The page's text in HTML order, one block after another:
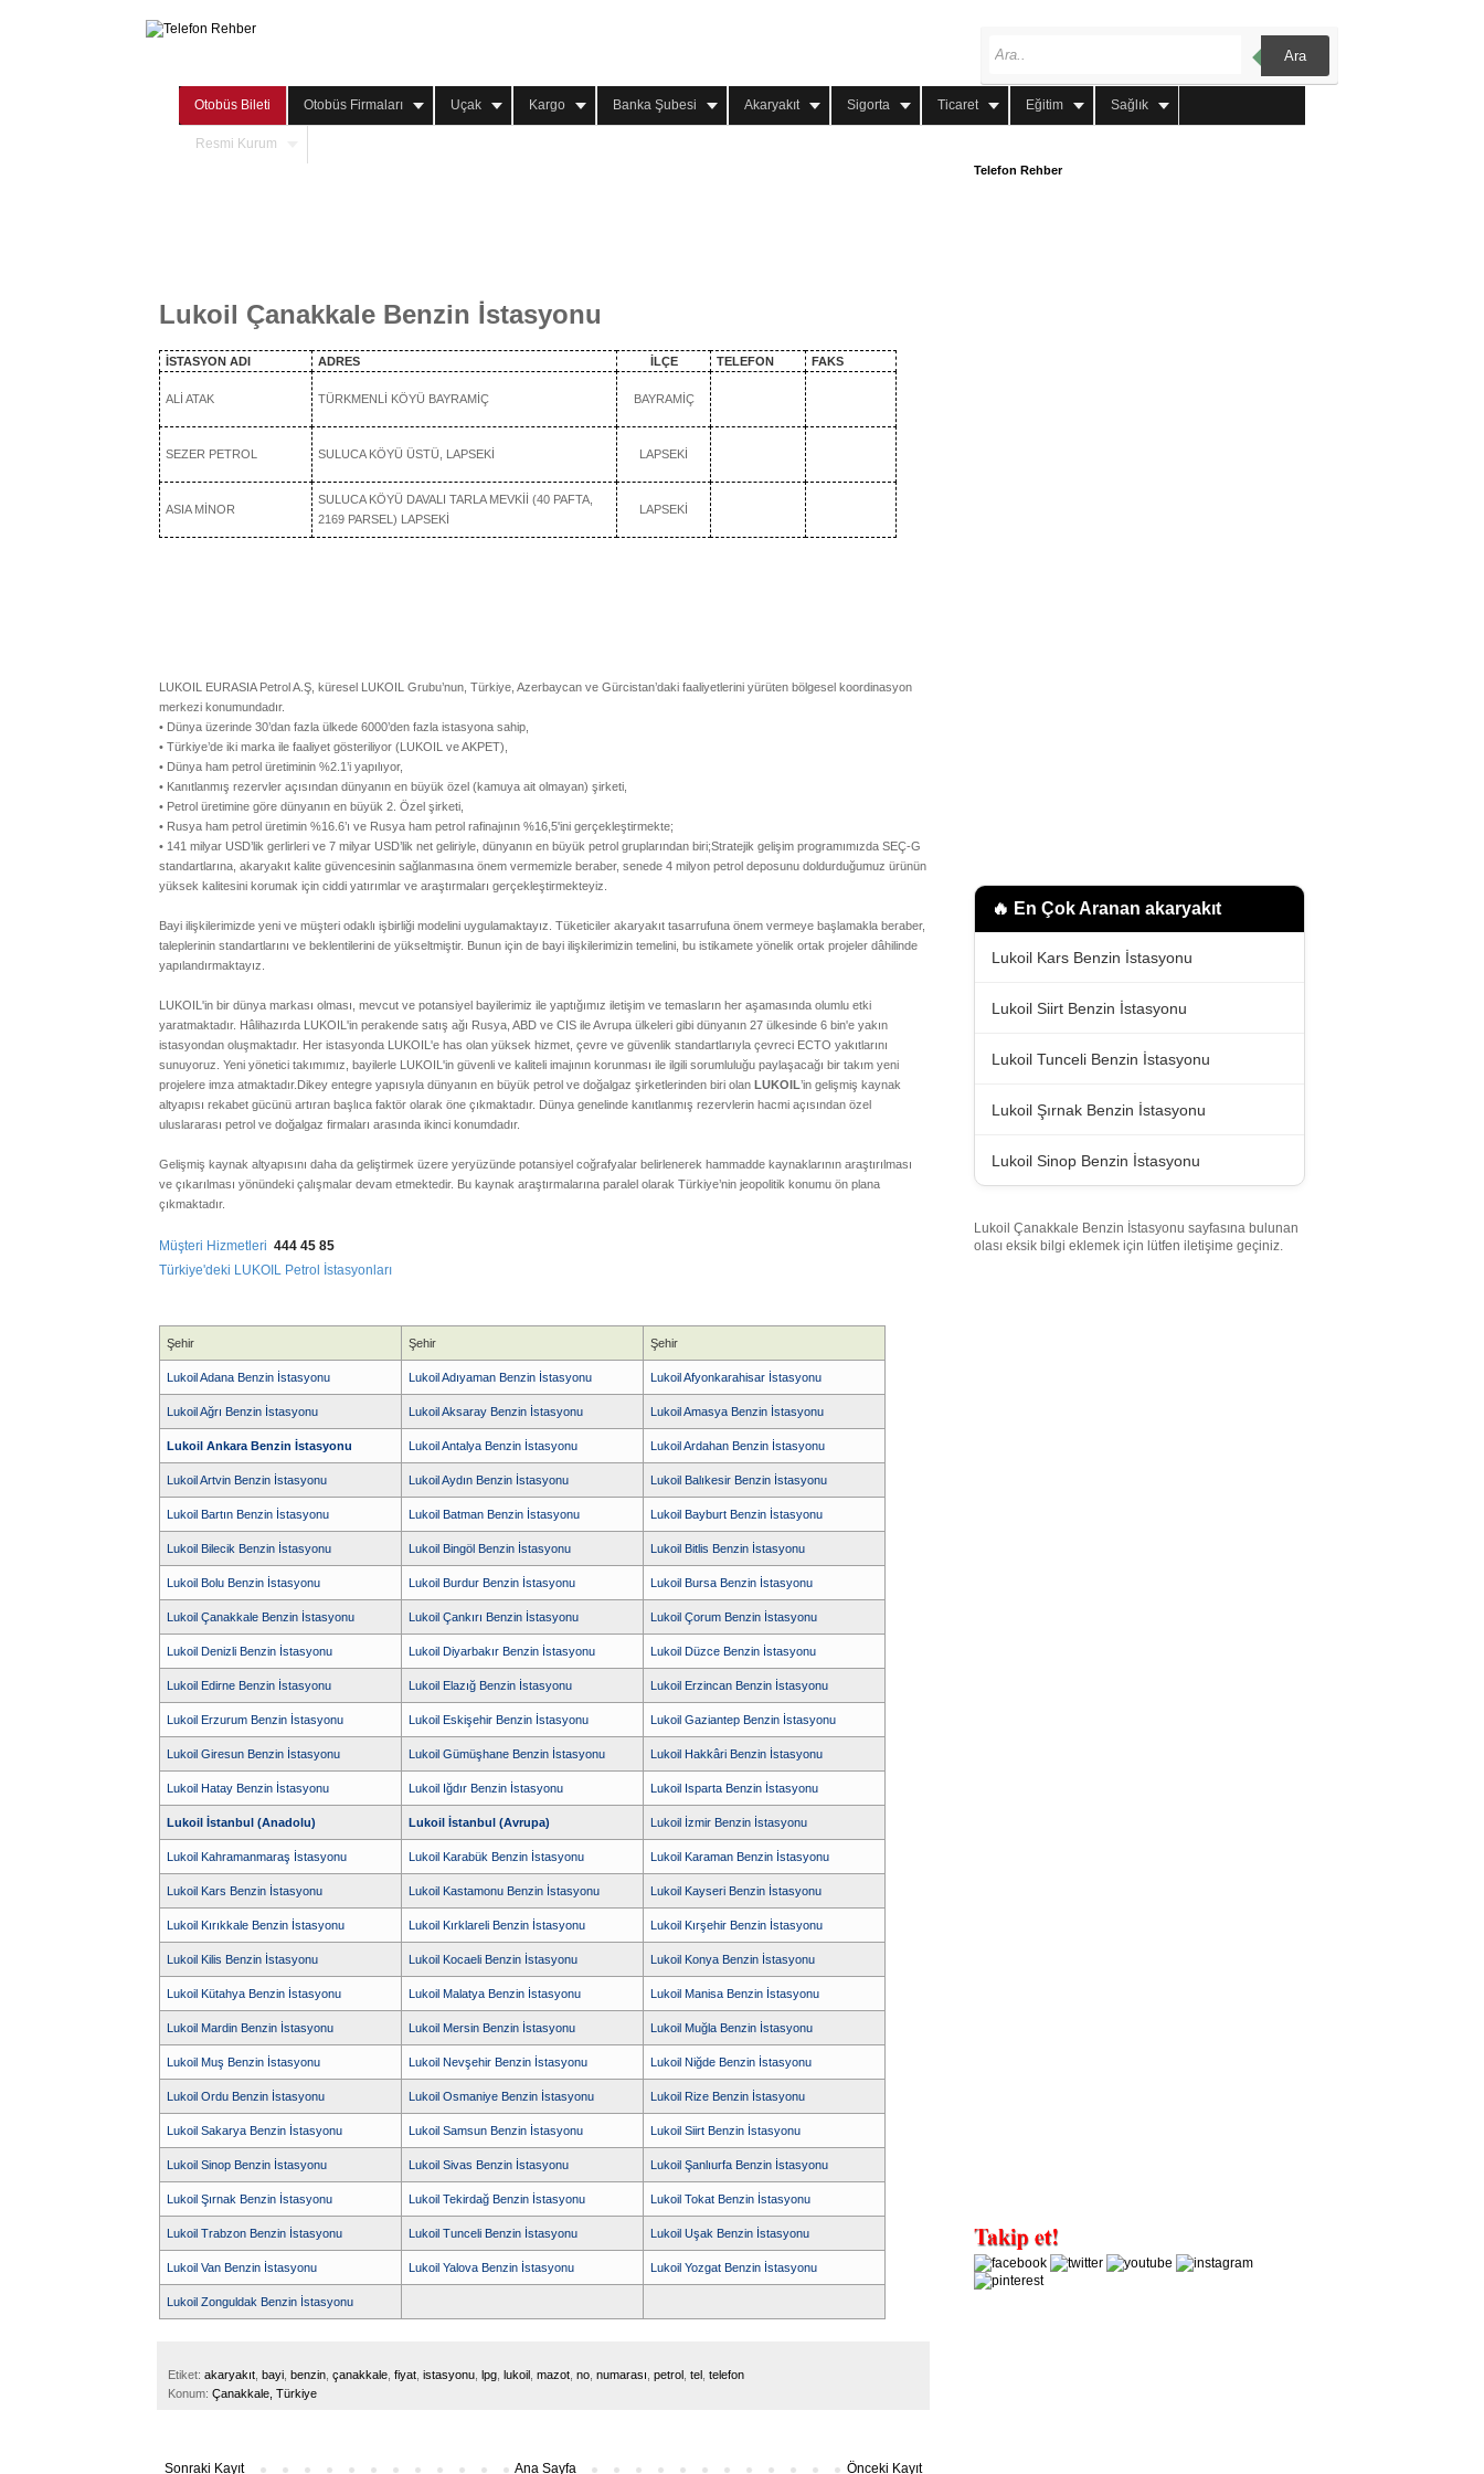
Ara
Otobüs Bileti Otobüs Firmaları Uçak Kargo Banka Şubesi Akaryakıt Sigorta Ticaret Eğitim Sağlık
Resmi Kurum
Lukoil Çanakkale Benzin İstasyonu
İSTASYON ADI ADRES İLÇE TELEFON FAKS
ALİ ATAK TÜRKMENLİ KÖYÜ BAYRAMİÇ BAYRAMİÇ
SEZER PETROL SULUCA KÖYÜ ÜSTÜ, LAPSEKİ LAPSEKİ
ASIA MİNOR
SULUCA KÖYÜ DAVALI TARLA MEVKİİ (40 PAFTA,
2169 PARSEL) LAPSEKİ
LAPSEKİ
LUKOIL EURASIA Petrol A.Ş, küresel LUKOIL Grubu’nun, Türkiye, Azerbaycan ve Gürcistan’daki faaliyetlerini yürüten bölgesel koordinasyon
merkezi konumundadır.
• Dünya üzerinde 30’dan fazla ülkede 6000’den fazla istasyona sahip,
• Türkiye’de iki marka ile faaliyet gösteriliyor (LUKOIL ve AKPET),
• Dünya ham petrol üretiminin %2.1’i yapılıyor,
• Kanıtlanmış rezervler açısından dünyanın en büyük özel (kamuya ait olmayan) şirketi,
• Petrol üretimine göre dünyanın en büyük 2. Özel şirketi,
• Rusya ham petrol üretimin %16.6’ı ve Rusya ham petrol rafinajının %16,5'ini gerçekleştirmekte;
• 141 milyar USD’lik gerlirleri ve 7 milyar USD’lik net geliriyle, dünyanın en büyük petrol gruplarından biri;Stratejik gelişim programımızda SEÇ-G
standartlarına, akaryakıt kalite güvencesinin sağlanmasına önem vermemizle beraber, senede 4 milyon petrol deposunu doldurduğumuz ürünün
yüksek kalitesini korumak için ciddi yatırımlar ve araştırmaları gerçekleştirmekteyiz.
Bayi ilişkilerimizde yeni ve müşteri odaklı işbirliği modelini uygulamaktayız. Tüketiciler akaryakıt tasarrufuna önem vermeye başlamakla beraber,
taleplerinin standartlarını ve beklentilerini de yükseltmiştir. Bunun için de bayi ilişkilerimizin temelini, bu istikamete yönelik ortak projeler dâhilinde
yapılandırmaktayız.
LUKOIL'in bir dünya markası olması, mevcut ve potansiyel bayilerimiz ile yaptığımız iletişim ve temasların her aşamasında olumlu etki
yaratmaktadır. Hâlihazırda LUKOIL'in perakende satış ağı Rusya, ABD ve CIS ile Avrupa ülkeleri gibi dünyanın 27 ülkesinde 6 bin'e yakın
istasyondan oluşmaktadır. Her istasyonda LUKOIL'e has olan yüksek hizmet, çevre ve güvenlik standartlarıyla çevreci ECTO yakıtlarını
sunuyoruz. Yeni yönetici takımımız, bayilerle LUKOIL'in güvenli ve kaliteli imajının korunması ile ilgili sorumluluğu paylaşacağı bir takım yeni
projelere imza atmaktadır. Dikey entegre yapısıyla dünyanın en büyük petrol ve doğalgaz şirketlerinden biri olan LUKOIL’in gelişmiş kaynak
altyapısı rekabet gücünü artıran başlıca faktör olarak öne çıkmaktadır. Dünya genelinde kanıtlanmış rezervlerin hacmi açısından özel
uluslararası petrol ve doğalgaz firmaları arasında ikinci konumdadır.
Gelişmiş kaynak altyapısını daha da geliştirmek üzere yeryüzünde potansiyel coğrafyalar belirlenerek hammadde kaynaklarının araştırılması
ve çıkarılması yönündeki çalışmalar devam etmektedir. Bu kaynak araştırmalarına paralel olarak Türkiye’nin jeopolitik konumu ön plana
çıkmaktadır.
Müşteri Hizmetleri 444 45 85
Türkiye'deki LUKOIL Petrol İstasyonları
Şehir Şehir Şehir
Lukoil Adana Benzin İstasyonu Lukoil Adıyaman Benzin İstasyonu Lukoil Afyonkarahisar İstasyonu
Lukoil Ağrı Benzin İstasyonu Lukoil Aksaray Benzin İstasyonu Lukoil Amasya Benzin İstasyonu
Lukoil Ankara Benzin İstasyonu Lukoil Antalya Benzin İstasyonu Lukoil Ardahan Benzin İstasyonu
Lukoil Artvin Benzin İstasyonu Lukoil Aydın Benzin İstasyonu Lukoil Balıkesir Benzin İstasyonu
Lukoil Bartın Benzin İstasyonu Lukoil Batman Benzin İstasyonu Lukoil Bayburt Benzin İstasyonu
Lukoil Bilecik Benzin İstasyonu Lukoil Bingöl Benzin İstasyonu Lukoil Bitlis Benzin İstasyonu
Lukoil Bolu Benzin İstasyonu Lukoil Burdur Benzin İstasyonu Lukoil Bursa Benzin İstasyonu
Lukoil Çanakkale Benzin İstasyonu Lukoil Çankırı Benzin İstasyonu Lukoil Çorum Benzin İstasyonu
Lukoil Denizli Benzin İstasyonu Lukoil Diyarbakır Benzin İstasyonu Lukoil Düzce Benzin İstasyonu
Lukoil Edirne Benzin İstasyonu Lukoil Elazığ Benzin İstasyonu Lukoil Erzincan Benzin İstasyonu
Lukoil Erzurum Benzin İstasyonu Lukoil Eskişehir Benzin İstasyonu Lukoil Gaziantep Benzin İstasyonu
Lukoil Giresun Benzin İstasyonu Lukoil Gümüşhane Benzin İstasyonu Lukoil Hakkâri Benzin İstasyonu
Lukoil Hatay Benzin İstasyonu Lukoil Iğdır Benzin İstasyonu Lukoil Isparta Benzin İstasyonu
Lukoil İstanbul (Anadolu) Lukoil İstanbul (Avrupa) Lukoil İzmir Benzin İstasyonu
Lukoil Kahramanmaraş İstasyonu Lukoil Karabük Benzin İstasyonu Lukoil Karaman Benzin İstasyonu
Lukoil Kars Benzin İstasyonu Lukoil Kastamonu Benzin İstasyonu Lukoil Kayseri Benzin İstasyonu
Lukoil Kırıkkale Benzin İstasyonu Lukoil Kırklareli Benzin İstasyonu Lukoil Kırşehir Benzin İstasyonu
Lukoil Kilis Benzin İstasyonu Lukoil Kocaeli Benzin İstasyonu Lukoil Konya Benzin İstasyonu
Lukoil Kütahya Benzin İstasyonu Lukoil Malatya Benzin İstasyonu Lukoil Manisa Benzin İstasyonu
Lukoil Mardin Benzin İstasyonu Lukoil Mersin Benzin İstasyonu Lukoil Muğla Benzin İstasyonu
Lukoil Muş Benzin İstasyonu Lukoil Nevşehir Benzin İstasyonu Lukoil Niğde Benzin İstasyonu
Lukoil Ordu Benzin İstasyonu Lukoil Osmaniye Benzin İstasyonu Lukoil Rize Benzin İstasyonu
Lukoil Sakarya Benzin İstasyonu Lukoil Samsun Benzin İstasyonu Lukoil Siirt Benzin İstasyonu
Lukoil Sinop Benzin İstasyonu Lukoil Sivas Benzin İstasyonu Lukoil Şanlıurfa Benzin İstasyonu
Lukoil Şırnak Benzin İstasyonu Lukoil Tekirdağ Benzin İstasyonu Lukoil Tokat Benzin İstasyonu
Lukoil Trabzon Benzin İstasyonu Lukoil Tunceli Benzin İstasyonu Lukoil Uşak Benzin İstasyonu
Lukoil Van Benzin İstasyonu Lukoil Yalova Benzin İstasyonu Lukoil Yozgat Benzin İstasyonu
Lukoil Zonguldak Benzin İstasyonu
Etiket: akaryakıt bayi benzin çanakkale fiyat istasyonu lpg lukoil mazot no numarası petrol tel telefon
Konum: Çanakkale, Türkiye
Sonraki Kayıt Önceki Kayıt
Ana Sayfa
Telefon Rehber
🔥 En Çok Aranan akaryakıt
Lukoil Kars Benzin İstasyonu
Lukoil Siirt Benzin İstasyonu
Lukoil Tunceli Benzin İstasyonu
Lukoil Şırnak Benzin İstasyonu
Lukoil Sinop Benzin İstasyonu
Lukoil Çanakkale Benzin İstasyonu sayfasına bulunan
olası eksik bilgi eklemek için lütfen iletişime geçiniz.